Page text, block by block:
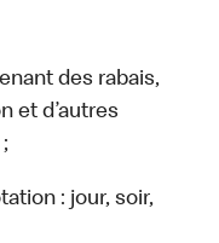
des rabais,
et d’autres
: jour, soir,